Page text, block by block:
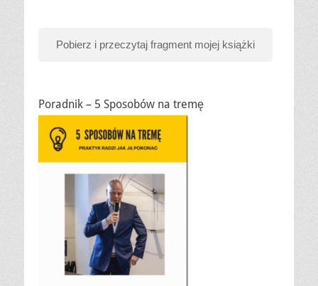
Pobierz i przeczytaj fragment mojej książki
Poradnik – 5 Sposobów na tremę